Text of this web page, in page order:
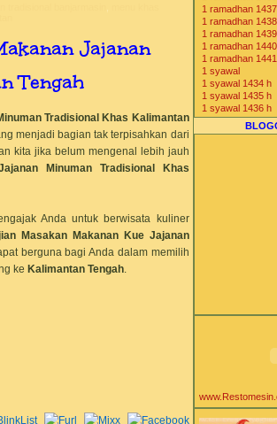
Jajanan
Tengah
Tradisional Khas Kalimantan
menjadi bagian tak terpisahkan dari
kita jika belum mengenal lebih jauh
Minuman Tradisional Khas
Anda untuk berwisata kuliner
Masakan Makanan Kue Jajanan
berguna bagi Anda dalam memilih
ke Kalimantan Tengah.
1 ramadhan
1 ramadhan
1 ramadhan
1 ramadhan
1 ramadhan
1 syawal
1 syawal 1434 h
1 syawal 1435 h
1 syawal 1436 h
1 syawal 1437 h
1 syawal 1438 h
agen distributor
agen powder ice
Aiko Sarwosri
ala